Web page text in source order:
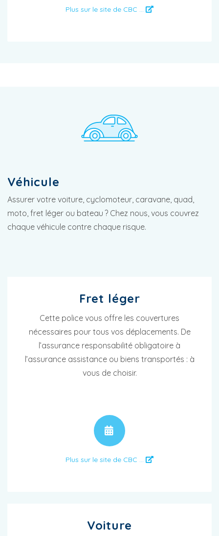
Plus sur le site de CBC ...
Véhicule
Assurer votre voiture, cyclomoteur, caravane, quad,
moto, fret léger ou bateau ? Chez nous, vous couvrez
chaque véhicule contre chaque risque.
Fret léger
Cette police vous offre les couvertures
nécessaires pour tous vos déplacements. De
l’assurance responsabilité obligatoire à
l’assurance assistance ou biens transportés : à
vous de choisir.
Plus sur le site de CBC ...
Voiture